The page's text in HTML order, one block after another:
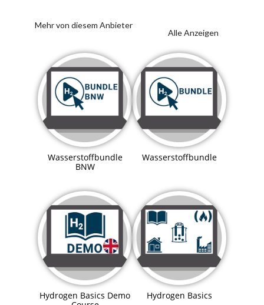
Mehr von diesem Anbieter
Alle Anzeigen
Wasserstoffbundle
BNW
Wasserstoffbundle
Hydrogen Basics Demo
Hydrogen Basics